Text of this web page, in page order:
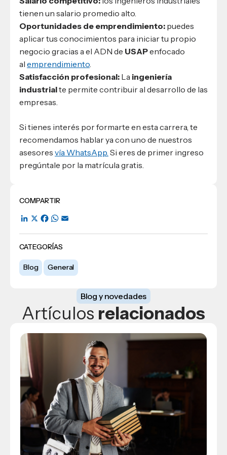
COMPARTIR
LinkedIn
X Facebook
WhatsApp
CATEGORÍAS
Blog General
tienen un salario promedio alto.
Oportunidades de emprendimiento: puedes
aplicar tus conocimientos para iniciar tu propio
negocio gracias a el ADN de USAPenfocado
al emprendimiento
Satisfacción profesional: La ingeniería
industrialte permite contribuir al desarrollo de las
empresas.
Si tienes interés por formarte en esta carrera, te
recomendamos hablar ya con uno de nuestros
asesores vía WhatsApp. Si eres de primer ingreso
pregúntale por la matrícula gratis.
Blog y novedades
Artículos relacionados